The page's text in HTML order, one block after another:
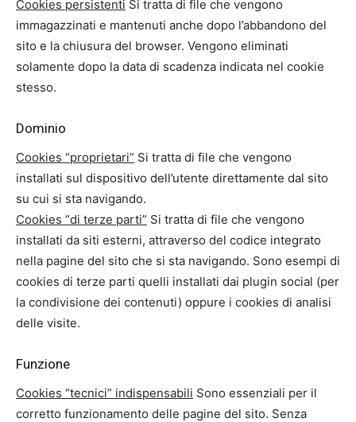
Cookies persistenti Si tratta di file che vengono
immagazzinati e mantenuti anche dopo l’abbandono del
sito e la chiusura del browser. Vengono eliminati
solamente dopo la data di scadenza indicata nel cookie
stesso.
Dominio
Cookies “proprietari” Si tratta di file che vengono
installati sul dispositivo dell’utente direttamente dal sito
su cui si sta navigando.
Cookies “di terze parti” Si tratta di file che vengono
installati da siti esterni, attraverso del codice integrato
nella pagine del sito che si sta navigando. Sono esempi di
cookies di terze parti quelli installati dai plugin social (per
la condivisione dei contenuti) oppure i cookies di analisi
delle visite.
Funzione
Cookies “tecnici” indispensabili Sono essenziali per il
corretto funzionamento delle pagine del sito. Senza